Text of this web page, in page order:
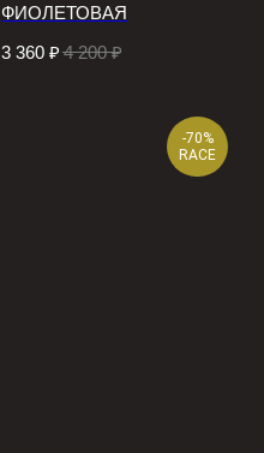
ФИОЛЕТОВАЯ
3 360 ₽ 4 200 ₽
-70%
RACE